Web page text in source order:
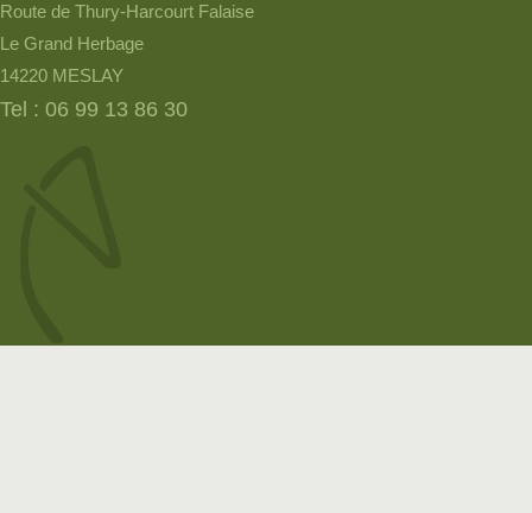
Route de Thury-Harcourt Falaise
Le Grand Herbage
14220 MESLAY
Tel : 06 99 13 86 30